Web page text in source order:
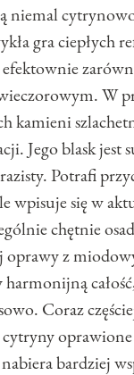
niemal
gra ciepłych
W
kamieni
Jego blask jest
Potrafi
wpisuje się w
chętnie
oprawy z
Coraz
bardziej